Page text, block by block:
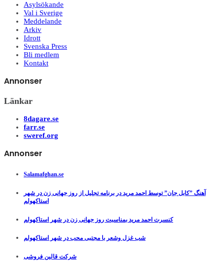
Asylsökande
Val i Sverige
Meddelande
Arkiv
Idrott
Svenska Press
Bli medlem
Kontakt
Annonser
Länkar
8dagare.se
farr.se
sweref.org
Annonser
Salamafghan.se
آهنگ ”کابل جان” توسط احمد مرید در برنامه تجلیل از روز جهانی زن در شهر
استاکهولم
کنسرت احمد مرید بمناسبت روز جهانی زن در شهر استاکهولم
شب غزل وشعر با مجتبی محب در شهر استاکهولم
شرکت قالین فروشی